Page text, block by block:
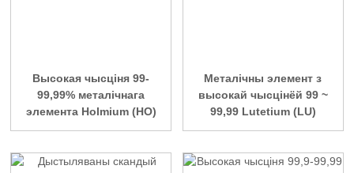
Высокая чысціня 99-
99,99% металічнага
элемента Holmium (HO)
Металічны элемент з
высокай чысцінёй 99 ~
99,99 Lutetium (LU)